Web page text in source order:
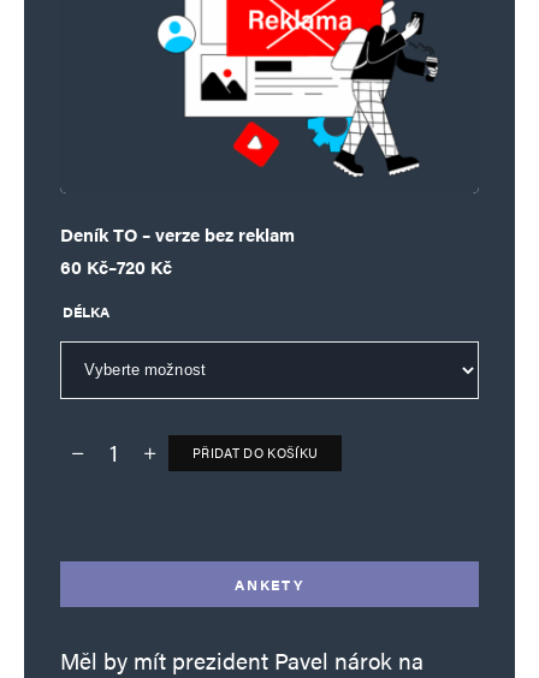
Deník TO – verze bez reklam
60 Kč–720 Kč
Rozpětí cen: 60 Kč až 720 Kč
DÉLKA
Deník TO – verze bez reklam množství
PŘIDAT DO KOŠÍKU
ANKETY
Měl by mít prezident Pavel nárok na